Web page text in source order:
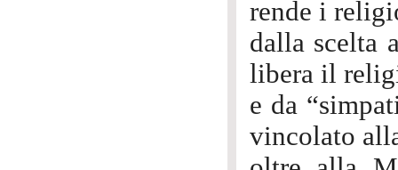
rende i
dalla scelta
libera il
e da
vincolato